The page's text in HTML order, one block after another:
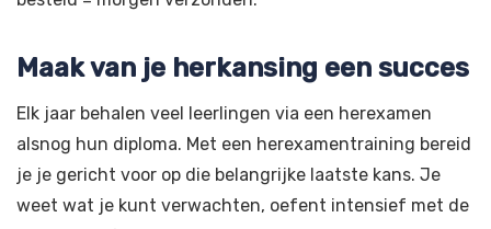
Maak van je herkansing een succes
Elk jaar behalen veel leerlingen via een herexamen
alsnog hun diploma. Met een herexamentraining bereid
je je gericht voor op die belangrijke laatste kans. Je
weet wat je kunt verwachten, oefent intensief met de